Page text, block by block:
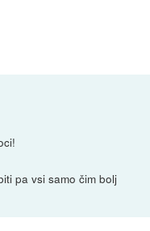
pa vsi samo čim bolj